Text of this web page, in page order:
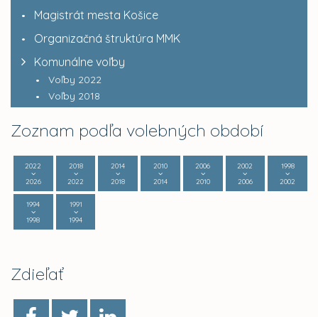
Magistrát mesta Košice
Organizačná štruktúra MMK
Komunálne voľby
Voľby 2022
Voľby 2018
Zoznam podľa volebných období
2022
2026
2018
2022
2014
2018
2010
2014
2006
2010
2002
2006
1998
2002
1994
1998
1991
1994
Zdieľať